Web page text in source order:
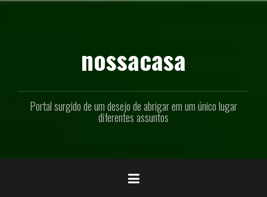
nossacasa
Portal surgido de um desejo de abrigar em um único lugar
diferentes assuntos